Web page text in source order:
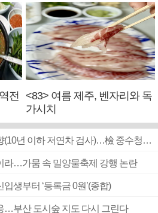
전
<83> 여름 제주, 벤자리와 독
가시치
■ 검사 신분 버리고 직급하향(10년 이하 저연차 검사)…檢 중수청행 기피
라…가뭄 속 밀양물축제 강행 논란
생부터 ‘등록금 0원’(종합)
…부산 도시숲 지도 다시 그린다